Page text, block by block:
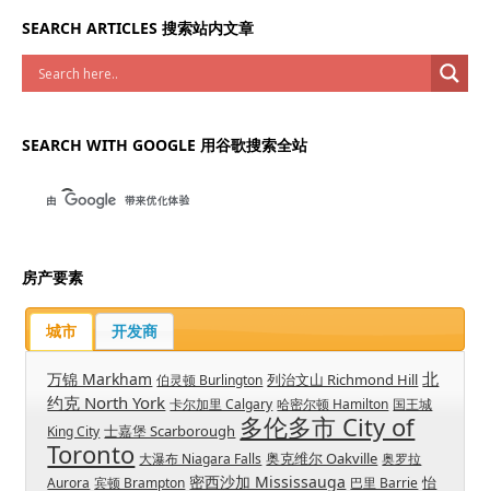
SEARCH ARTICLES 搜索站内文章
SEARCH WITH GOOGLE 用谷歌搜索全站
房产要素
城市 开发商
万锦 Markham 伯灵顿 Burlington 列治文山 Richmond Hill 北
约克 North York 卡尔加里 Calgary 哈密尔顿 Hamilton 国王城
King City 士嘉堡 Scarborough 多伦多市 City of
Toronto 大瀑布 Niagara Falls 奥克维尔 Oakville 奥罗拉
Aurora 宾顿 Brampton 密西沙加 Mississauga 巴里 Barrie 怡